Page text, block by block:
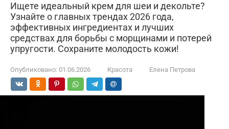
Ищете идеальный крем для шеи и декольте?
Узнайте о главных трендах 2026 года,
эффективных ингредиентах и лучших
средствах для борьбы с морщинами и потерей
упругости. Сохраните молодость кожи!
Опубликовано: 01.06.2026 Красота Елена Петрова